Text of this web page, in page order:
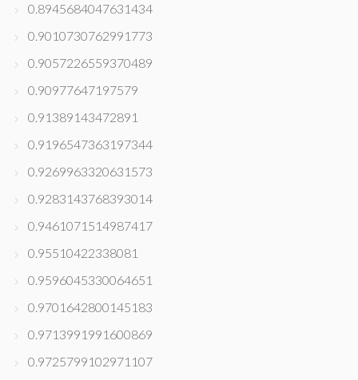
0.8945684047631434
0.9010730762991773
0.9057226559370489
0.90977647197579
0.91389143472891
0.9196547363197344
0.9269963320631573
0.9283143768393014
0.9461071514987417
0.95510422338081
0.9596045330064651
0.9701642800145183
0.9713991991600869
0.9725799102971107